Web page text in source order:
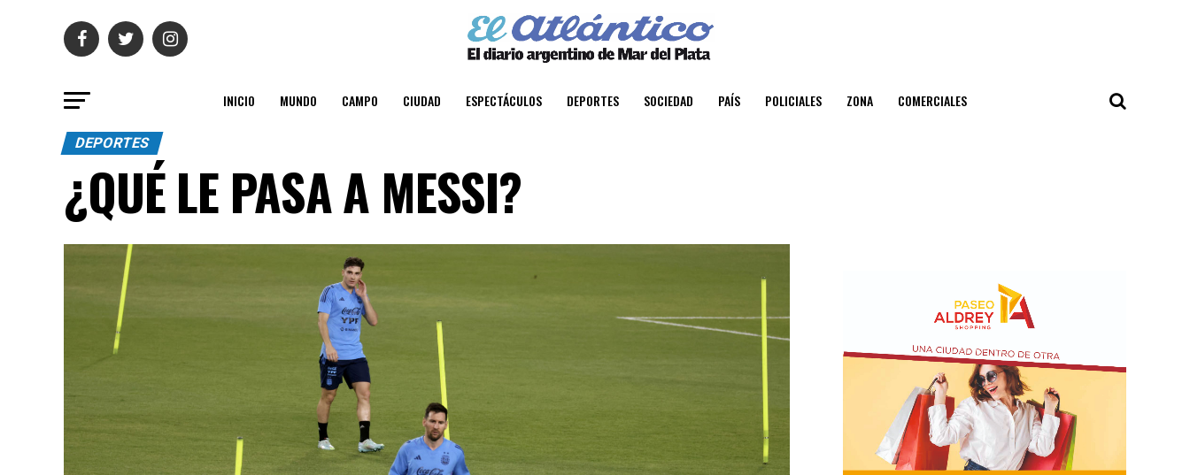
INICIO MUNDO CAMPO CIUDAD ESPECTÁCULOS DEPORTES SOCIEDAD PAÍS POLICIALES ZONA COMERCIALES
DEPORTES
¿QUÉ LE PASA A MESSI?